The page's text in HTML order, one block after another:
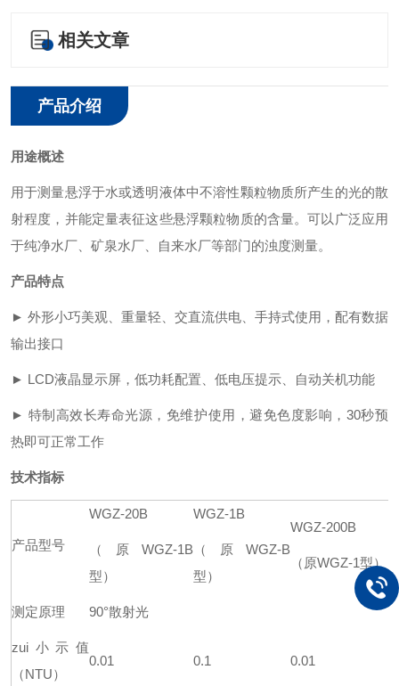
相关文章
产品介绍
用途概述
用于测量悬浮于水或透明液体中不溶性颗粒物质所产生的光的散
射程度，并能定量表征这些悬浮颗粒物质的含量。可以广泛应用
于纯净水厂、矿泉水厂、自来水厂等部门的浊度测量。
产品特点
► 外形小巧美观、重量轻、交直流供电、手持式使用，配有数据
输出接口
► LCD液晶显示屏，低功耗配置、低电压提示、自动关机功能
► 特制高效长寿命光源，免维护使用，避免色度影响，30秒预
热即可正常工作
技术指标
产品型号
WGZ-20B
（原WGZ-1B
型）
WGZ-1B
（原WGZ-B
型）
WGZ-200B
（原WGZ-1型）
测定原理 90°散射光
zui小示值
（NTU）
0.01 0.1 0.01